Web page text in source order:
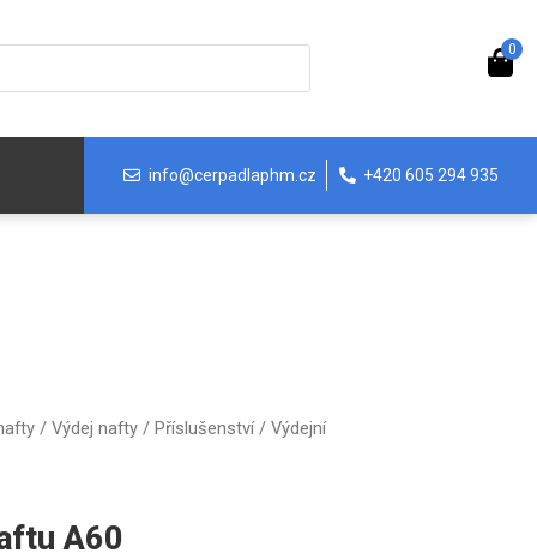
0
info@cerpadlaphm.cz +420 605 294 935
/ Výdej nafty/ Příslušenství/ Výdejní
A60